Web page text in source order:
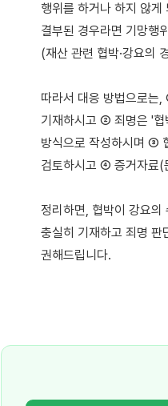
행위를 하거나 하지 않
결부된 경우라면 기망행
(재산 관련 협박·강요의
따라서 대응 방법으로는
기재하시고 ② 죄명은 '협
방식으로 작성하시며 ③
검토하시고 ④ 증거자료(
정리하면, 협박이 강요의
충실히 기재하고 죄명 판
권해드립니다.